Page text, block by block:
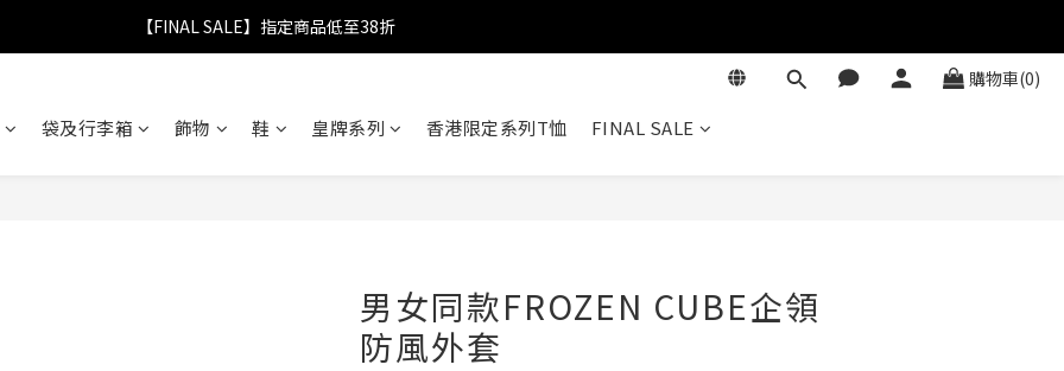
【FINAL SALE】指定商品低至38折
【FINAL SALE】指定商品低至38折
【FINAL SALE】全單免運費
購物車(0)
袋及行李箱 飾物 鞋 皇牌系列 香港限定系列T恤 FINAL SALE
男女同款FROZEN CUBE企領
防風外套